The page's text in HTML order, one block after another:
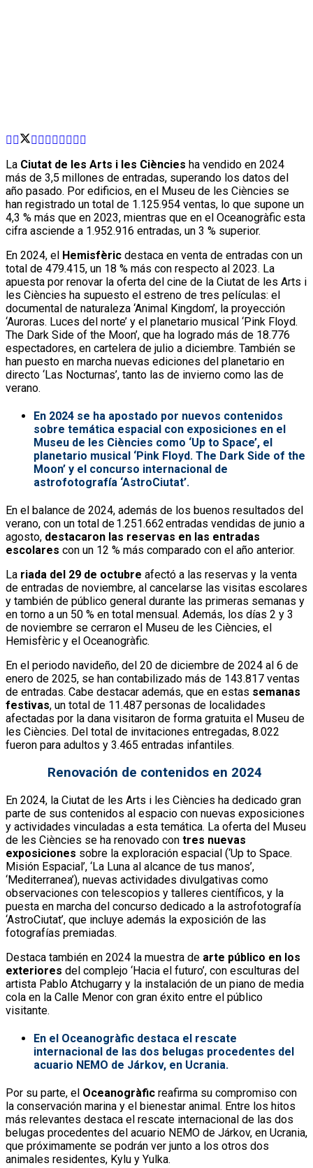
La Ciutat de les Arts i les Ciències ha vendido en 2024
más de 3,5 millones de entradas, superando los datos del
año pasado. Por edificios, en el Museu de les Ciències se
han registrado un total de 1.125.954 ventas, lo que supone un
4,3 % más que en 2023, mientras que en el Oceanogràfic esta
cifra asciende a 1.952.916 entradas, un 3 % superior.
En 2024, el Hemisfèric destaca en venta de entradas con un
total de 479.415, un 18 % más con respecto al 2023. La
apuesta por renovar la oferta del cine de la Ciutat de les Arts i
les Ciències ha supuesto el estreno de tres películas: el
documental de naturaleza ‘Animal Kingdom’, la proyección
‘Auroras. Luces del norte’ y el planetario musical ‘Pink Floyd.
The Dark Side of the Moon’, que ha logrado más de 18.776
espectadores, en cartelera de julio a diciembre. También se
han puesto en marcha nuevas ediciones del planetario en
directo ‘Las Nocturnas’, tanto las de invierno como las de
verano.
En 2024 se ha apostado por nuevos contenidos
sobre temática espacial con exposiciones en el
Museu de les Ciències como ‘Up to Space’, el
planetario musical ‘Pink Floyd. The Dark Side of the
Moon’ y el concurso internacional de
astrofotografía ‘AstroCiutat’.
En el balance de 2024, además de los buenos resultados del
verano, con un total de 1.251.662 entradas vendidas de junio a
agosto, destacaron las reservas en las entradas
escolares con un 12 % más comparado con el año anterior.
La riada del 29 de octubre afectó a las reservas y la venta
de entradas de noviembre, al cancelarse las visitas escolares
y también de público general durante las primeras semanas y
en torno a un 50 % en total mensual. Además, los días 2 y 3
de noviembre se cerraron el Museu de les Ciències, el
Hemisfèric y el Oceanogràfic.
En el periodo navideño, del 20 de diciembre de 2024 al 6 de
enero de 2025, se han contabilizado más de 143.817 ventas
de entradas. Cabe destacar además, que en estas semanas
festivas, un total de 11.487 personas de localidades
afectadas por la dana visitaron de forma gratuita el Museu de
les Ciències. Del total de invitaciones entregadas, 8.022
fueron para adultos y 3.465 entradas infantiles.
Renovación de contenidos en 2024
En 2024, la Ciutat de les Arts i les Ciències ha dedicado gran
parte de sus contenidos al espacio con nuevas exposiciones
y actividades vinculadas a esta temática. La oferta del Museu
de les Ciències se ha renovado con tres nuevas
exposiciones sobre la exploración espacial (‘Up to Space.
Misión Espacial’, ‘La Luna al alcance de tus manos’,
‘Mediterranea’), nuevas actividades divulgativas como
observaciones con telescopios y talleres científicos, y la
puesta en marcha del concurso dedicado a la astrofotografía
‘AstroCiutat’, que incluye además la exposición de las
fotografías premiadas.
Destaca también en 2024 la muestra de arte público en los
exteriores del complejo ‘Hacia el futuro’, con esculturas del
artista Pablo Atchugarry y la instalación de un piano de media
cola en la Calle Menor con gran éxito entre el público
visitante.
En el Oceanogràfic destaca el rescate
internacional de las dos belugas procedentes del
acuario NEMO de Járkov, en Ucrania.
Por su parte, el Oceanogràfic reafirma su compromiso con
la conservación marina y el bienestar animal. Entre los hitos
más relevantes destaca el rescate internacional de las dos
belugas procedentes del acuario NEMO de Járkov, en Ucrania,
que próximamente se podrán ver junto a los otros dos
animales residentes, Kylu y Yulka.